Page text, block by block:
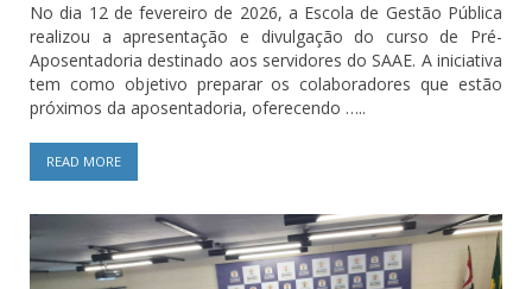
No dia 12 de fevereiro de 2026, a Escola de Gestão Pública
realizou a apresentação e divulgação do curso de Pré-
Aposentadoria destinado aos servidores do SAAE. A iniciativa
tem como objetivo preparar os colaboradores que estão
próximos da aposentadoria, oferecendo …..
READ MORE